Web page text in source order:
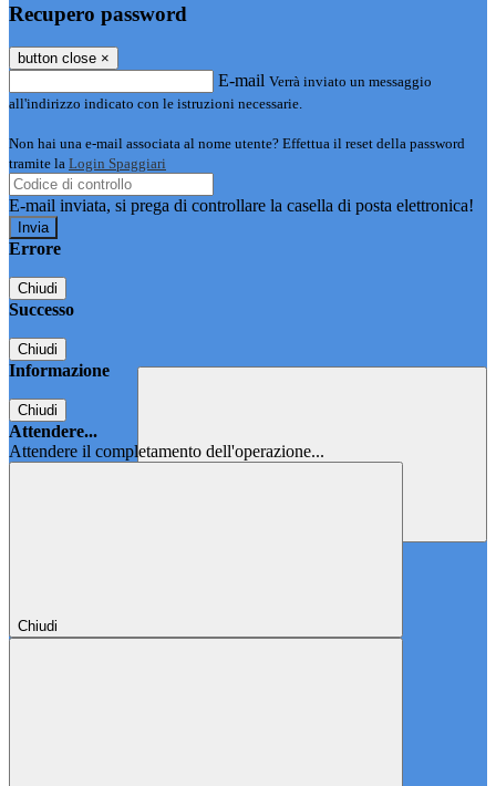
Recupero password
button close ×
E-mail Verrà inviato un messaggio
all'indirizzo indicato con le istruzioni necessarie.
Non hai una e-mail associata al nome utente? Effettua il reset della password
tramite la Login Spaggiari
E-mail inviata, si prega di controllare la casella di posta elettronica!
Errore
Chiudi
Successo
Chiudi
Informazione
Chiudi
Attendere...
Attendere il completamento dell'operazione...
Chiudi